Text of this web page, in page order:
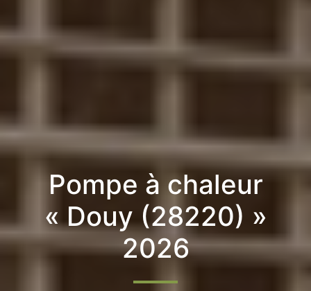
Pompe à chaleur
« Douy (28220) »
2026